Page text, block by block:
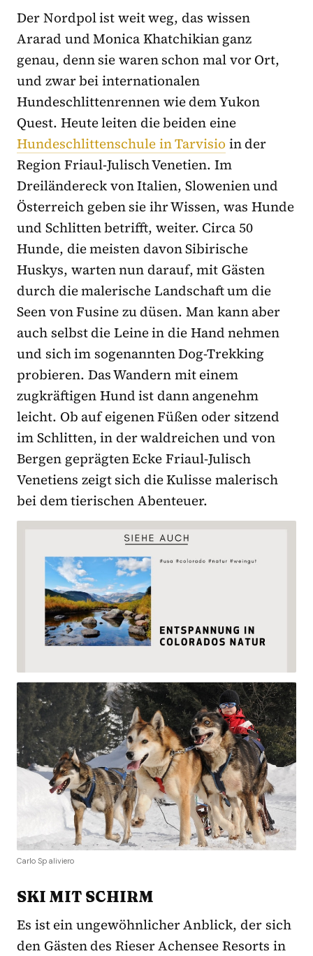
Der Nordpol ist weit weg, das wissen
Ararad und Monica Khatchikian ganz
genau, denn sie waren schon mal vor Ort,
und zwar bei internationalen
Hundeschlittenrennen wie dem Yukon
Quest. Heute leiten die beiden eine
Hundeschlittenschule in Tarvisio in der
Region Friaul-Julisch Venetien. Im
Dreiländereck von Italien, Slowenien und
Österreich geben sie ihr Wissen, was Hunde
und Schlitten betrifft, weiter. Circa 50
Hunde, die meisten davon Sibirische
Huskys, warten nun darauf, mit Gästen
durch die malerische Landschaft um die
Seen von Fusine zu düsen. Man kann aber
auch selbst die Leine in die Hand nehmen
und sich im sogenannten Dog-Trekking
probieren. Das Wandern mit einem
zugkräftigen Hund ist dann angenehm
leicht. Ob auf eigenen Füßen oder sitzend
im Schlitten, in der waldreichen und von
Bergen geprägten Ecke Friaul-Julisch
Venetiens zeigt sich die Kulisse malerisch
bei dem tierischen Abenteuer.
Carlo Spaliviero
SKI MIT SCHIRM
Es ist ein ungewöhnlicher Anblick, der sich
den Gästen des Rieser Achensee Resorts in